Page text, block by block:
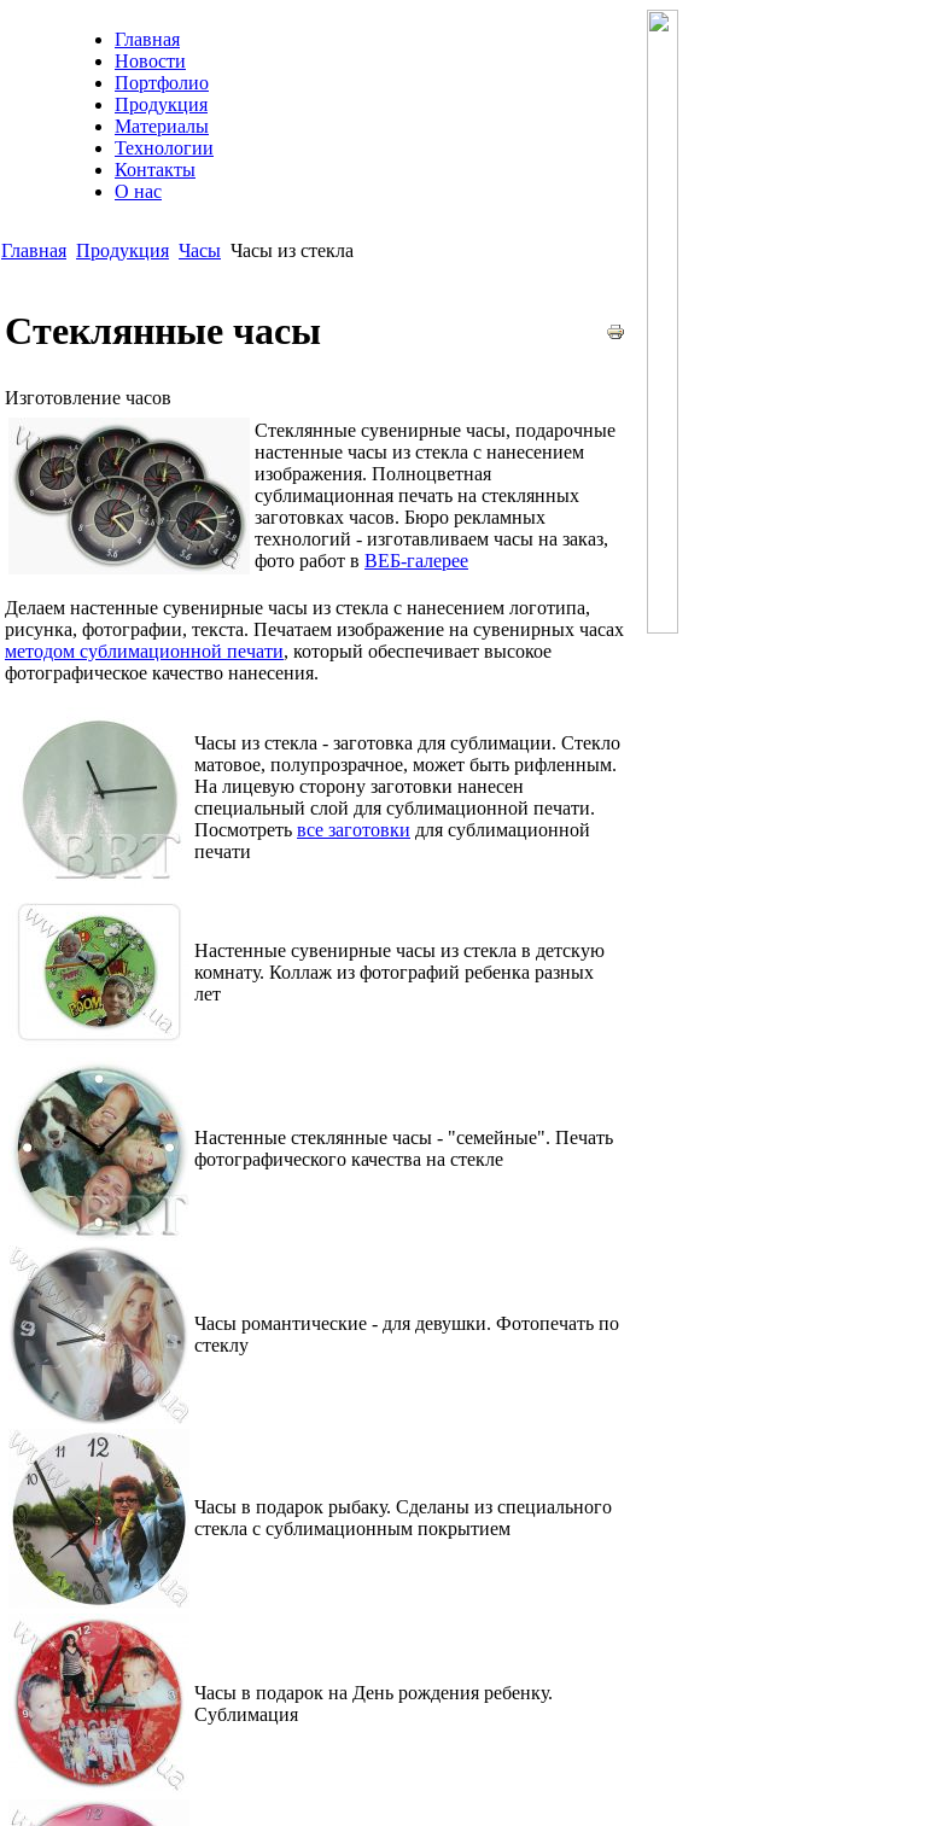
Главная
Новости
Портфолио
Продукция
Материалы
Технологии
Контакты
О нас
Главная Продукция Часы Часы из стекла
Стеклянные часы
Изготовление часов
Стеклянные сувенирные часы, подарочные
настенные часы из стекла с нанесением
изображения. Полноцветная
сублимационная печать на стеклянных
заготовках часов. Бюро рекламных
технологий - изготавливаем часы на заказ,
фото работ в ВЕБ-галерее
Делаем настенные сувенирные часы из стекла с нанесением логотипа,
рисунка, фотографии, текста. Печатаем изображение на сувенирных часах
методом сублимационной печати, который обеспечивает высокое
фотографическое качество нанесения.
Часы из стекла - заготовка для сублимации. Стекло
матовое, полупрозрачное, может быть рифленным.
На лицевую сторону заготовки нанесен
специальный слой для сублимационной печати.
Посмотреть все заготовки для сублимационной
печати
Настенные сувенирные часы из стекла в детскую
комнату. Коллаж из фотографий ребенка разных
лет
Настенные стеклянные часы - "семейные". Печать
фотографического качества на стекле
Часы романтические - для девушки. Фотопечать по
стеклу
Часы в подарок рыбаку. Сделаны из специального
стекла с сублимационным покрытием
Часы в подарок на День рождения ребенку.
Сублимация